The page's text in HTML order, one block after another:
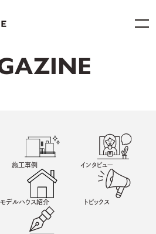
施工事例 インタビュー
モデルハウス紹介 トピックス